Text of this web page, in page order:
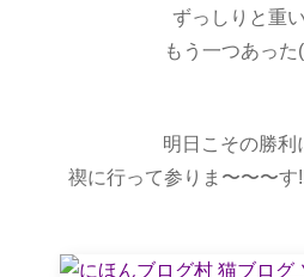
ずっしりと重
もう一つあっ
明日こその勝利
禊に行って参りま〜〜〜す